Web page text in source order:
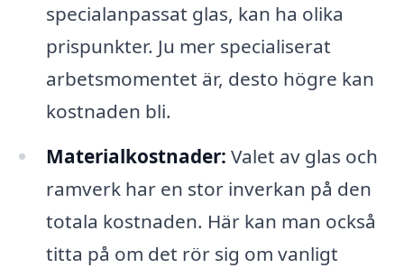
specialanpassat glas, kan ha olika
prispunkter. Ju mer specialiserat
arbetsmomentet är, desto högre kan
kostnaden bli.
Materialkostnader: Valet av glas och
ramverk har en stor inverkan på den
totala kostnaden. Här kan man också
titta på om det rör sig om vanligt